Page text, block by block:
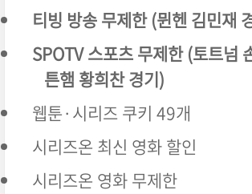
티빙 방송 무제한 (뮌헨 김민재
SPOTV 스포츠 무제한 (토트넘
튼햄 황희찬 경기)
웹툰·시리즈 쿠키 49개
시리즈온 최신 영화 할인
시리즈온 영화 무제한